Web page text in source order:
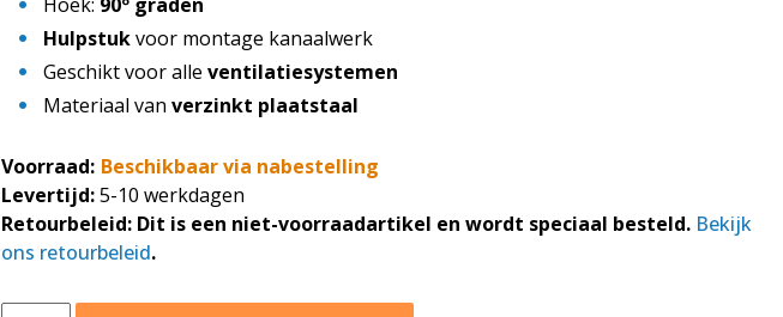
Hulpstukvoor montage kanaalwerk
Geschikt voor alle ventilatiesystemen
Materiaal van verzinkt plaatstaal
Voorraad: Beschikbaar via nabestelling
Levertijd:5-10 werkdagen
Retourbeleid: Dit is een niet-voorraadartikel en wordt speciaal besteld. Bekijk
ons retourbeleid.